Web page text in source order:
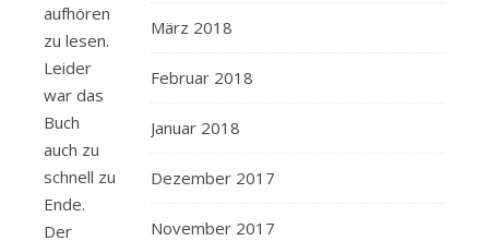
aufhören
zu lesen.
Leider
war das
Buch
auch zu
schnell zu
Ende.
Der
März 2018
Februar 2018
Januar 2018
Dezember 2017
November 2017